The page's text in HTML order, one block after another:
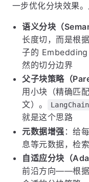
一步优化分块效果。
语义分块（
长度切，而是根
子的 Embedding
然的切分边界
父子块策略（
用小块（精确匹
文）。
LangChain
就是这个思路
元数据增强 ：给
息等元数据，检
自适应分块（
前沿方向——根据